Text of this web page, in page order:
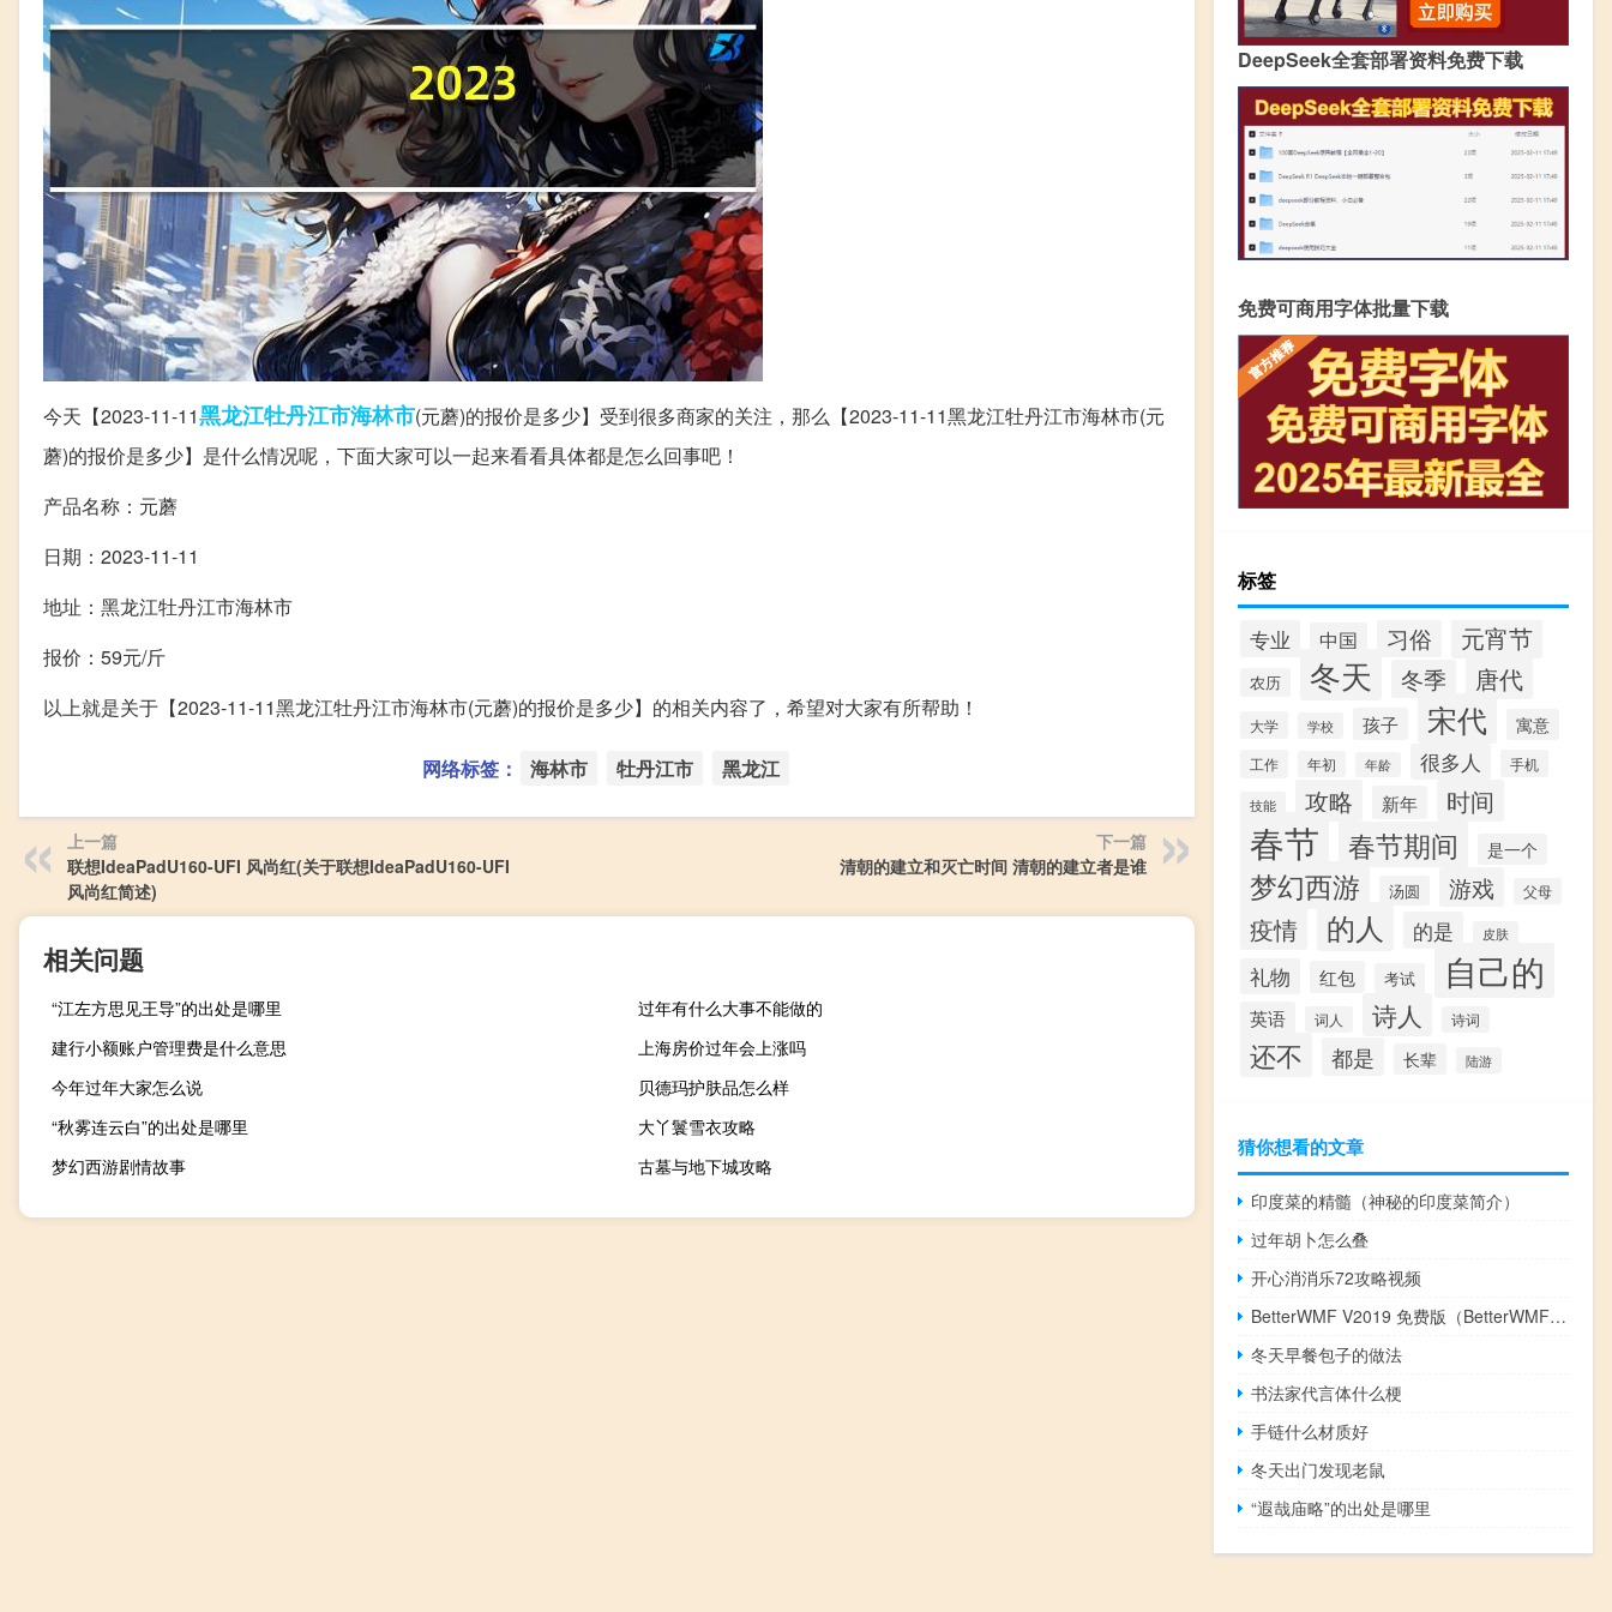
今天【2023-11-11黑龙江牡丹江市海林市(元蘑)的报价是多少】受到很多商家的关注，那么【2023-11-11黑龙江牡丹江市海林市(元
蘑)的报价是多少】是什么情况呢，下面大家可以一起来看看具体都是怎么回事吧！
产品名称：元蘑
日期：2023-11-11
地址：黑龙江牡丹江市海林市
报价：59元/斤
以上就是关于【2023-11-11黑龙江牡丹江市海林市(元蘑)的报价是多少】的相关内容了，希望对大家有所帮助！
网络标签： 海林市 牡丹江市 黑龙江
上一篇
联想IdeaPadU160-UFI 风尚红(关于联想IdeaPadU160-UFI
风尚红简述)
下一篇
清朝的建立和灭亡时间 清朝的建立者是谁
相关问题
“江左方思见王导”的出处是哪里
过年有什么大事不能做的
建行小额账户管理费是什么意思
上海房价过年会上涨吗
今年过年大家怎么说
贝德玛护肤品怎么样
“秋雾连云白”的出处是哪里
大丫鬟雪衣攻略
梦幻西游剧情故事
古墓与地下城攻略
DeepSeek全套部署资料免费下载
免费可商用字体批量下载
标签
专业 中国 习俗 元宵节
农历 冬天 冬季 唐代
大学 学校 孩子 宋代 寓意
工作 年初 年龄 很多人 手机
技能 攻略 新年 时间
春节 春节期间 是一个
梦幻西游 汤圆 游戏 父母
疫情 的人 的是 皮肤
礼物 红包 考试 自己的
英语 词人 诗人 诗词
还不 都是 长辈 陆游
猜你想看的文章
印度菜的精髓（神秘的印度菜简介）
过年胡卜怎么叠
开心消消乐72攻略视频
BetterWMF V2019 免费版（BetterWMF V2019 免费版功能简介）
冬天早餐包子的做法
书法家代言体什么梗
手链什么材质好
冬天出门发现老鼠
“遐哉庙略”的出处是哪里